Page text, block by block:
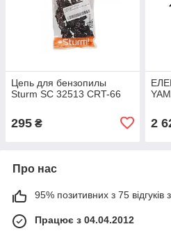
Цепь для бензопилы
Sturm SC 32513 CRT-66
295 ₴ 2
Про нас
95% позитивних з 75 відгуків
Працює з 04.04.2012